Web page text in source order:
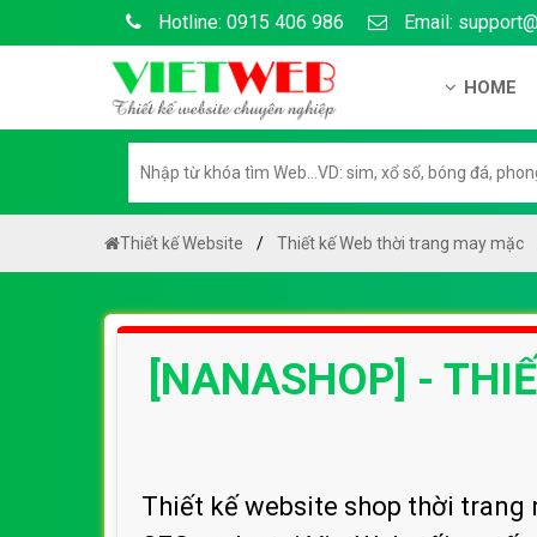
Hotline: 0915 406 986 Email:
HOME
Hướng
Chính
Chính
Thiết kế Website Thiết kế Web thời trang may mặc
[NANASHOP] -
Thiết kế website shop thời trang